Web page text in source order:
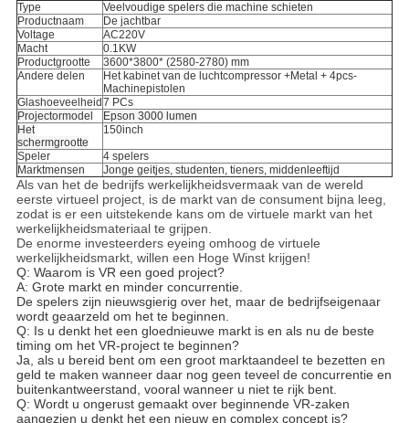
Type
Veelvoudige spelers die machine schieten
Productnaam
De jachtbar
Voltage
AC220V
Macht
0.1KW
Productgrootte
3600*3800* (2580-2780) mm
Andere delen
Het kabinet van de luchtcompressor +Metal + 4pcs-
Machinepistolen
Glashoeveelheid 7 PCs
Projectormodel
Epson 3000 lumen
Het
schermgrootte
150inch
Speler
4 spelers
Marktmensen
Jonge geitjes, studenten, tieners, middenleeftijd
Als van het de bedrijfs werkelijkheidsvermaak van de wereld
eerste virtueel project, is de markt van de consument bijna leeg,
zodat is er een uitstekende kans om de virtuele markt van het
werkelijkheidsmateriaal te grijpen.
De enorme investeerders eyeing omhoog de virtuele
werkelijkheidsmarkt, willen een Hoge Winst krijgen!
Q: Waarom is VR een goed project?
A: Grote markt en minder concurrentie.
De spelers zijn nieuwsgierig over het, maar de bedrijfseigenaar
wordt geaarzeld om het te beginnen.
Q: Is u denkt het een gloednieuwe markt is en als nu de beste
timing om het VR-project te beginnen?
Ja, als u bereid bent om een groot marktaandeel te bezetten en
geld te maken wanneer daar nog geen teveel de concurrentie en
buitenkantweerstand, vooral wanneer u niet te rijk bent.
Q: Wordt u ongerust gemaakt over beginnende VR-zaken
aangezien u denkt het een nieuw en complex concept is?